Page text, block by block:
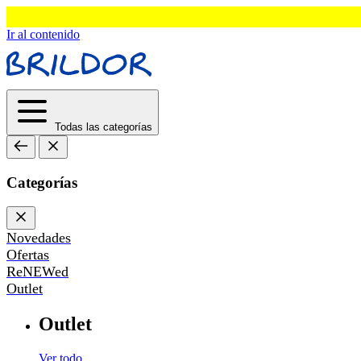
Ir al contenido
Todas las categorías
Categorías
Novedades
Ofertas
ReNEWed
Outlet
Outlet